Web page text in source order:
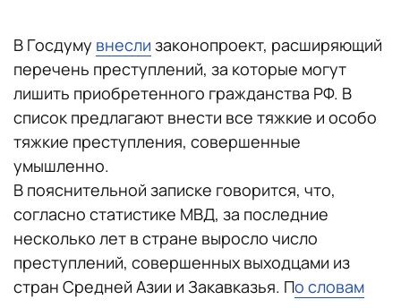
В Госдуму внесли законопроект, расширяющий
перечень преступлений, за которые могут
лишить приобретенного гражданства РФ. В
список предлагают внести все тяжкие и особо
тяжкие преступления, совершенные
умышленно.
В пояснительной записке говорится, что,
согласно статистике МВД, за последние
несколько лет в стране выросло число
преступлений, совершенных выходцами из
стран Средней Азии и Закавказья. По словам